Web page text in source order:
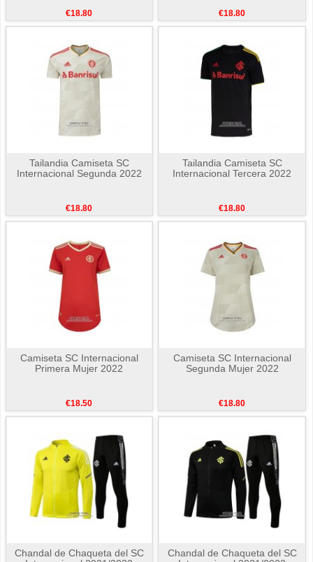
€18.80 €18.80
Tailandia Camiseta SC
Internacional Segunda 2022
€18.80
Tailandia Camiseta SC
Internacional Tercera 2022
€18.80
Camiseta SC Internacional
Primera Mujer 2022
€18.50
Camiseta SC Internacional
Segunda Mujer 2022
€18.80
Chandal de Chaqueta del SC
Chandal de Chaqueta del SC